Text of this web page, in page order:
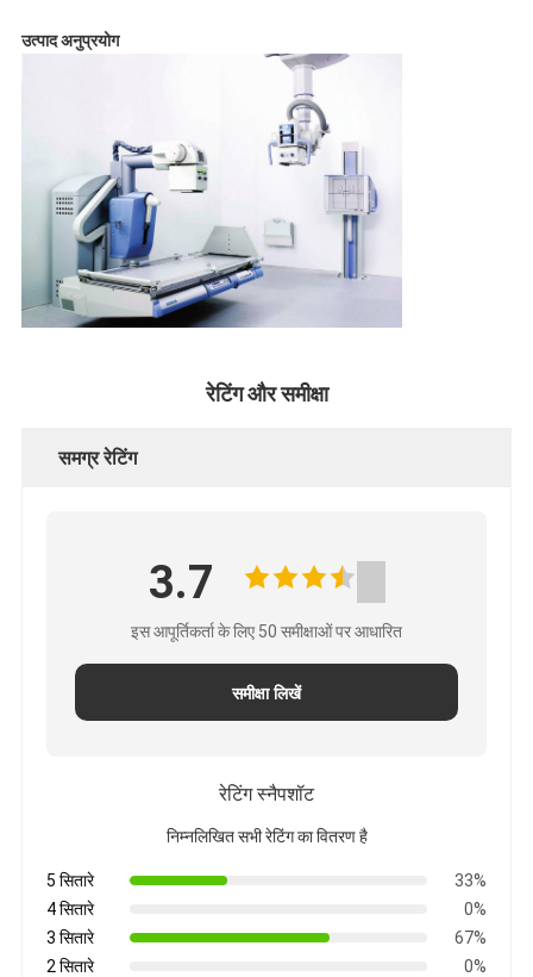
उत्पाद अनुप्रयोग
रेटिंग और समीक्षा
समग्र रेटिंग
3.7
इस आपूर्तिकर्ता के लिए 50 समीक्षाओं पर आधारित
समीक्षा लिखें
रेटिंग स्नैपशॉट
निम्नलिखित सभी रेटिंग का वितरण है
5 सितारे
33%
4 सितारे
0%
3 सितारे
67%
2 सितारे
0%